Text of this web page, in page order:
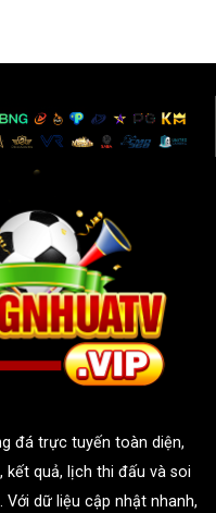
đá trực tuyến toàn diện,
kết quả, lịch thi đấu và soi
dữ liệu cập nhật nhanh,